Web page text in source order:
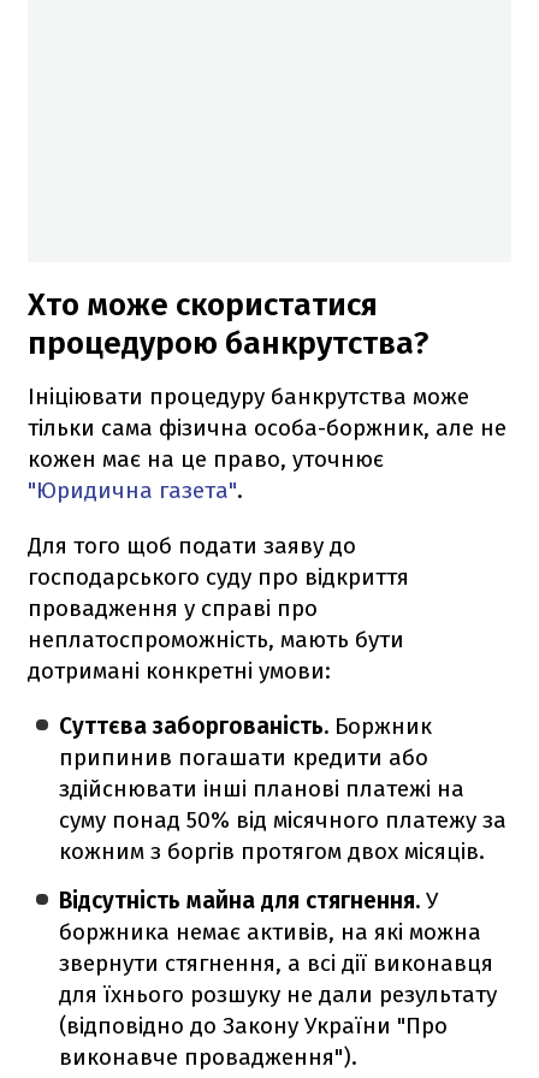
Хто може скористатися
процедурою банкрутства?
Ініціювати процедуру банкрутства може
тільки сама фізична особа-боржник, але не
кожен має на це право, уточнює
"Юридична газета".
Для того щоб подати заяву до
господарського суду про відкриття
провадження у справі про
неплатоспроможність, мають бути
дотримані конкретні умови:
Суттєва заборгованість. Боржник
припинив погашати кредити або
здійснювати інші планові платежі на
суму понад 50% від місячного платежу за
кожним з боргів протягом двох місяців.
Відсутність майна для стягнення. У
боржника немає активів, на які можна
звернути стягнення, а всі дії виконавця
для їхнього розшуку не дали результату
(відповідно до Закону України "Про
виконавче провадження").